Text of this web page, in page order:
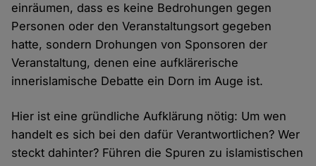
einräumen, dass es keine Bedrohungen gegen
Personen oder den Veranstaltungsort gegeben
hatte, sondern Drohungen von Sponsoren der
Veranstaltung, denen eine aufklärerische
innerislamische Debatte ein Dorn im Auge ist.
Hier ist eine gründliche Aufklärung nötig: Um wen
handelt es sich bei den dafür Verantwortlichen? Wer
steckt dahinter? Führen die Spuren zu islamistischen